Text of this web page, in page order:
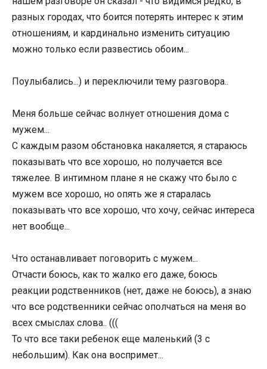
разных городах, что боится потерять интерес к этим
отношениям, и кардинально изменить ситуацию
можно только если развестись обоим...
Поулыбались...) и переключили тему разговора..
Меня больше сейчас волнует отношения дома с
мужем...
С каждым разом обстановка накаляется, я стараюсь
показывать что все хорошо, но получается все
тяжелее. В интимном плане я не скажу что было с
мужем все хорошо, но опять же я старалась
показывать что все хорошо, что хочу, сейчас интереса
нет вообще...
Что останавливает поговорить с мужем...
Отчасти боюсь, как то жалко его даже, боюсь
реакции родственников (нет, даже не боюсь), а знаю
что все родственники сейчас ополчаться на меня во
всех смыслах слова.. (((
То что все таки ребенок еще маленький (3 с
небольшим). Как она воспримет...